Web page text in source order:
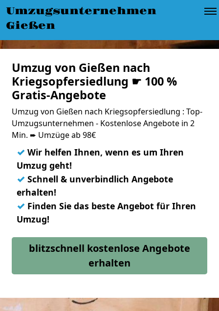
Umzugsunternehmen
Gießen
Umzug von Gießen nach
Kriegsopfersiedlung ☛ 100 %
Gratis-Angebote
Umzug von Gießen nach Kriegsopfersiedlung : Top-
Umzugsunternehmen - Kostenlose Angebote in 2
Min. ➨ Umzüge ab 98€
✓ Wir helfen Ihnen, wenn es um Ihren
Umzug geht!
✓ Schnell & unverbindlich Angebote
erhalten!
✓ Finden Sie das beste Angebot für Ihren
Umzug!
blitzschnell kostenlose Angebote
erhalten